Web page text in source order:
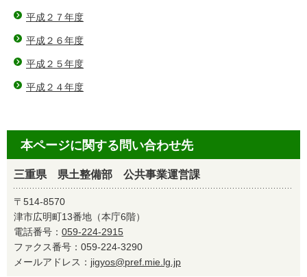
平成２７年度
平成２６年度
平成２５年度
平成２４年度
本ページに関する問い合わせ先
三重県 県土整備部 公共事業運営課
〒514-8570
津市広明町13番地（本庁6階）
電話番号： 059-224-2915
ファクス番号：059-224-3290
メールアドレス： jigyos@pref.mie.lg.jp